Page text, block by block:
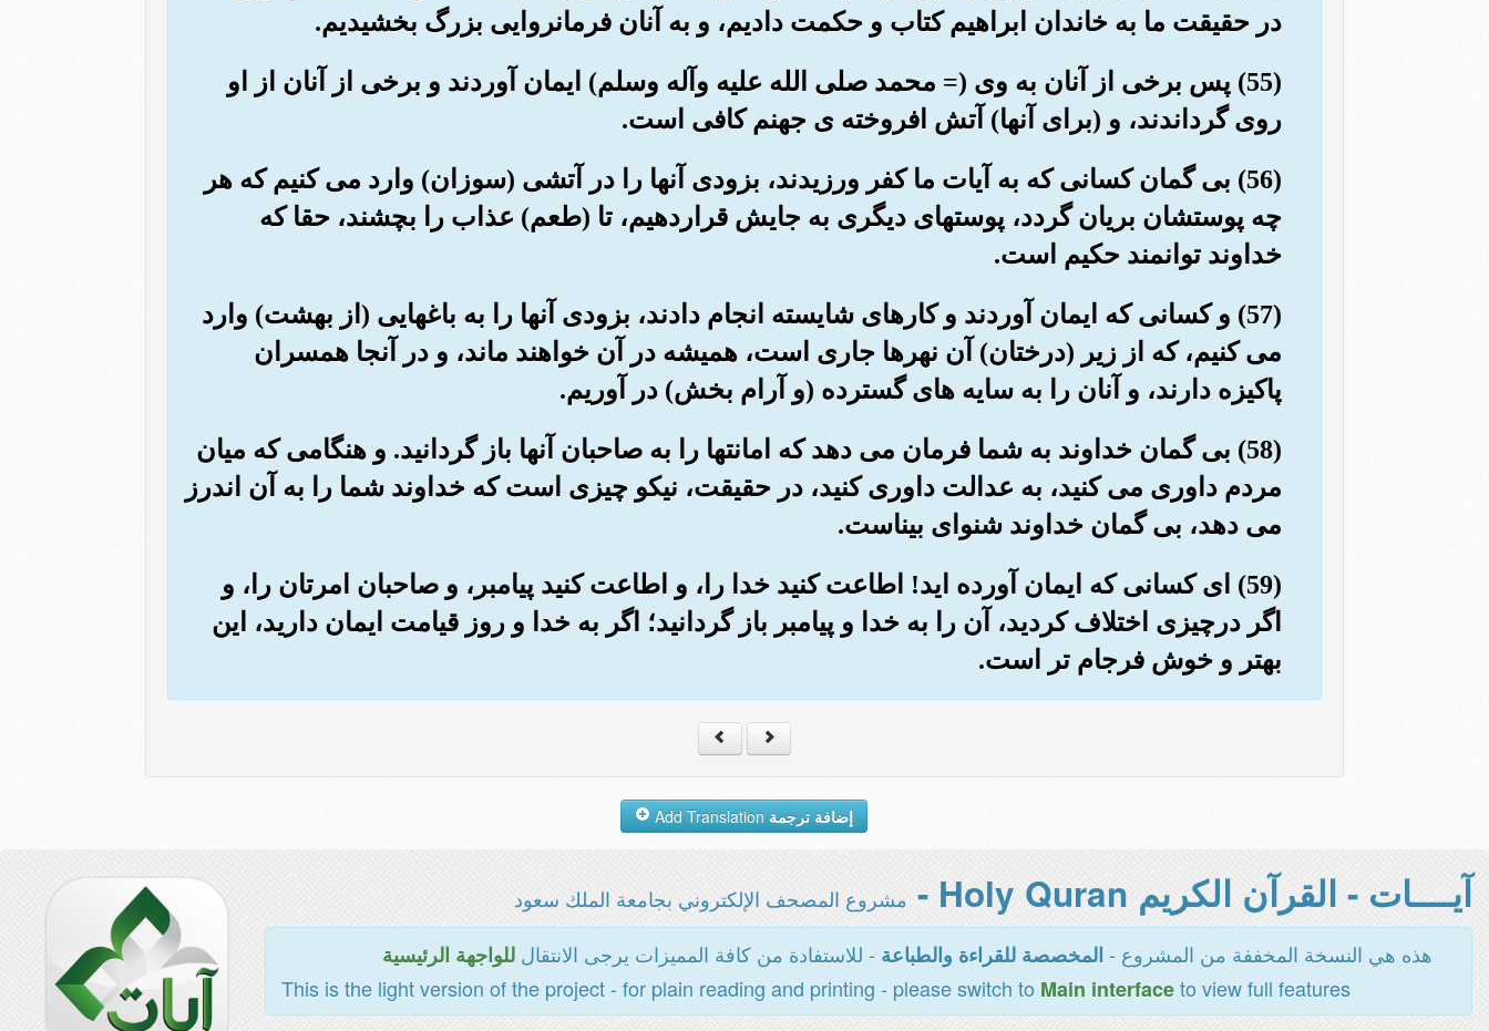
در حقیقت ما به خاندان ابراهیم کتاب و حکمت دادیم، و به آنان فرمانروایی بزرگ بخشیدیم.
(55) پس برخی از آنان به وی (= محمد صلی الله علیه وآله وسلم) ایمان آوردند و برخی از آنان از او
روی گرداندند، و (برای آنها) آتش افروخته ی جهنم کافی است.
(56) بی گمان کسانی که به آیات ما کفر ورزیدند، بزودی آنها را در آتشی (سوزان) وارد می کنیم که هر
چه پوستشان بریان گردد، پوستهای دیگری به جایش قراردهیم، تا (طعم) عذاب را بچشند، حقا که
خداوند توانمند حکیم است.
(57) و کسانی که ایمان آوردند و کارهای شایسته انجام دادند، بزودی آنها را به باغهایی (از بهشت) وارد
می کنیم، که از زیر (درختان) آن نهرها جاری است، همیشه در آن خواهند ماند، و در آنجا همسران
پاکیزه دارند، و آنان را به سایه های گسترده (و آرام بخش) در آوریم.
(58) بی گمان خداوند به شما فرمان می دهد که امانتها را به صاحبان آنها باز گردانید. و هنگامی که میان
مردم داوری می کنید، به عدالت داوری کنید، در حقیقت، نیکو چیزی است که خداوند شما را به آن اندرز
می دهد، بی گمان خداوند شنوای بیناست.
(59) ای کسانی که ایمان آورده اید! اطاعت کنید خدا را، و اطاعت کنید پیامبر، و صاحبان امرتان را، و
اگر درچیزی اختلاف کردید، آن را به خدا و پیامبر باز گردانید؛ اگر به خدا و روز قیامت ایمان دارید، این
بهتر و خوش فرجام تر است.
إضافة ترجمة
آيــــات - القرآن الكريم Holy Quran - مشروع المصحف الإلكتروني بجامعة الملك سعود
هذه هي النسخة المخففة من المشروع - المخصصة للقراءة والطباعة - للاستفادة من كافة المميزات يرجى الانتقالللواجهة الرئيسية
This is the light version of the project - for plain reading and printing - please switch to Main interfaceto view full features